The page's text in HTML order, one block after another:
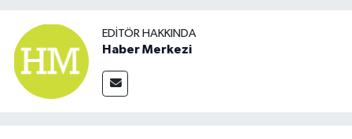
EDITÖR HAKKINDA
Haber Merkezi